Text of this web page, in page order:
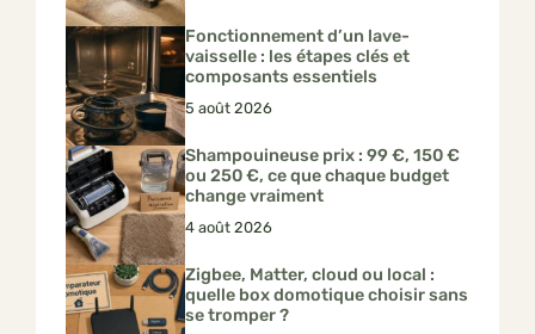
Fonctionnement d’un lave-
vaisselle : les étapes clés et
composants essentiels
5 août 2026
Shampouineuse prix : 99 €, 150 €
ou 250 €, ce que chaque budget
change vraiment
4 août 2026
Zigbee, Matter, cloud ou local :
quelle box domotique choisir sans
se tromper ?